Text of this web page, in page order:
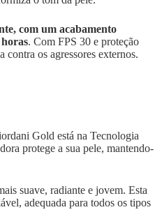
com um acabamento
. Com FPS 30 e proteção
os agressores externos.
Gold está na Tecnologia
protege a sua pele, mantendo-
suave, radiante e jovem. Esta
adequada para todos os tipos